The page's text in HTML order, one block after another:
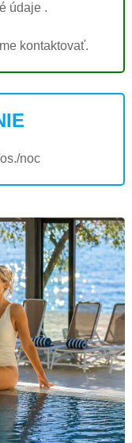
údaje .
kontaktovať.
noc